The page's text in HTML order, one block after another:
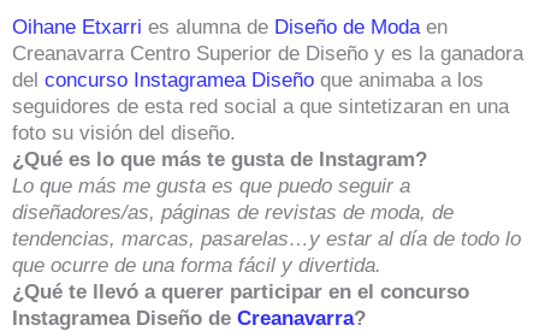
Oihane Etxarri es alumna de Diseño de Moda en
Creanavarra Centro Superior de Diseño y es la ganadora
del concurso Instagramea Diseño que animaba a los
seguidores de esta red social a que sintetizaran en una
foto su visión del diseño.
¿Qué es lo que más te gusta de Instagram?
Lo que más me gusta es que puedo seguir a
diseñadores/as, páginas de revistas de moda, de
tendencias, marcas, pasarelas…y estar al día de todo lo
que ocurre de una forma fácil y divertida.
¿Qué te llevó a querer participar en el concurso
Instagramea Diseño de Creanavarra?